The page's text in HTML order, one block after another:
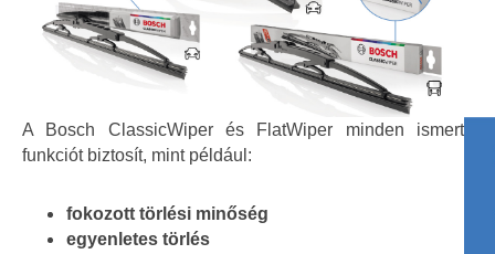
A Bosch ClassicWiper és FlatWiper minden ismert
funkciót biztosít, mint például:
fokozott törlési minőség
egyenletes törlés